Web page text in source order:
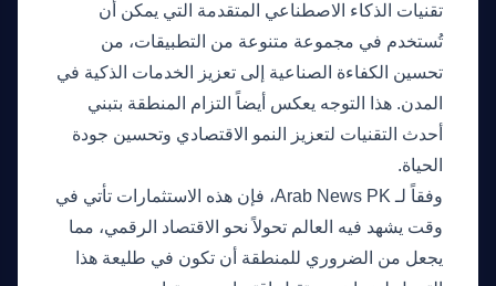
تقنيات الذكاء الاصطناعي المتقدمة التي يمكن أن
تُستخدم في مجموعة متنوعة من التطبيقات، من
تحسين الكفاءة الصناعية إلى تعزيز الخدمات الذكية في
المدن. هذا التوجه يعكس أيضاً التزام المنطقة بتبني
أحدث التقنيات لتعزيز النمو الاقتصادي وتحسين جودة
الحياة.
وفقاً لـ Arab News PK، فإن هذه الاستثمارات تأتي في
وقت يشهد فيه العالم تحولاً نحو الاقتصاد الرقمي، مما
يجعل من الضروري للمنطقة أن تكون في طليعة هذا